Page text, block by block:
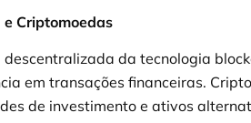
Criptomoedas
da tecnologia
em transações financeiras.
de investimento e ativos